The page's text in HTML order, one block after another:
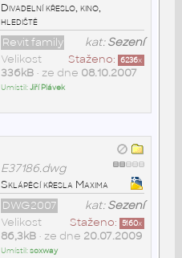
Divadelní křeslo, kino,
hlediště
kat:Sezení
Revit family
Staženo: 6236x
Velikost
336kB• ze dne 08.10.2007
Umístil:Jiří Plávek
E37186.dwg
Sklápěcí křesla Maxima
kat:Sezení
DWG2007
Staženo: 5160x
Velikost
86,3kB• ze dne 20.07.2009
Umístil:soxway